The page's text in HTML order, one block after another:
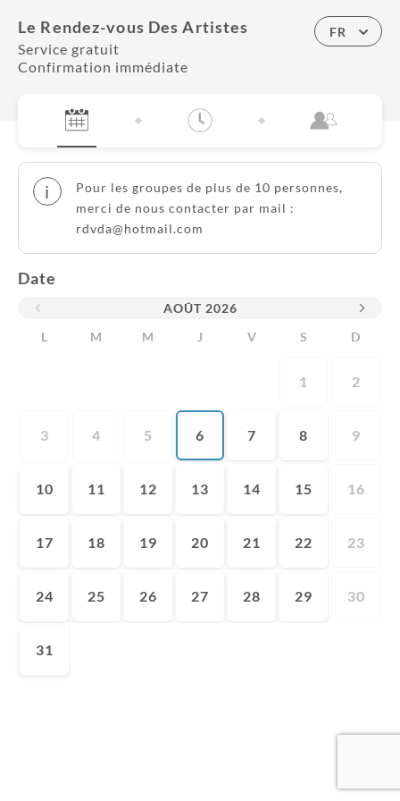
Le Rendez-vous Des Artistes
Service gratuit
Confirmation immédiate
FR
i
Pour les groupes de plus de 10 personnes,
merci de nous contacter par mail :
rdvda@hotmail.com
Date
AOÛT 2026
L
M M J V S D
1 2
3 4 5 6 7 8 9
10 11 12 13 14 15 16
17 18 19 20 21 22 23
24 25 26 27 28 29 30
31